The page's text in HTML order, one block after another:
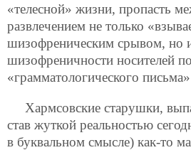
«телесной» жизни, пропасть
развлечением не только
шизофреническим срывом, но
шизофреничности носителей
«грамматологического
Хармсовские старушки,
став жуткой реальностью
в буквальном смысле) как-то